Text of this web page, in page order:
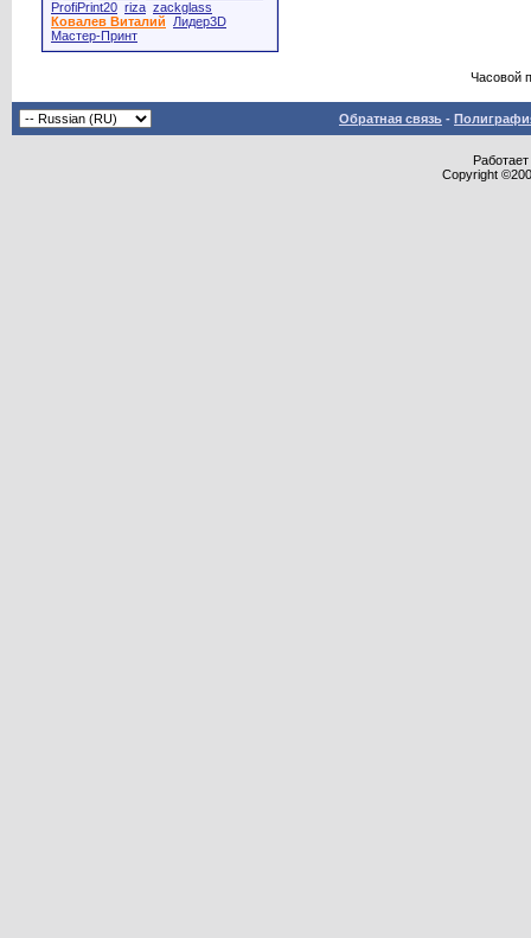
ProfiPrint20 riza zackglass
Ковалев Виталий Лидер3D
Мастер-Принт
Часовой
Обратная связь -
Copyright